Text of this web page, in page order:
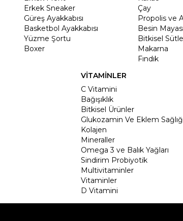
Erkek Sneaker
Güreş Ayakkabısı
Basketbol Ayakkabısı
Yüzme Şortu
Boxer
Çay
Propolis ve
Besin Mayası
Bitkisel
Makarna
Fındık
VİTAMİNLER
C Vitamini
Bağışıklık
Bitkisel Ürünler
Glukozamin Ve Eklem
Kolajen
Mineraller
Omega 3 ve Balık Yağları
Sindirim Probiyotik
Multivitaminler
Vitaminler
D Vitamini